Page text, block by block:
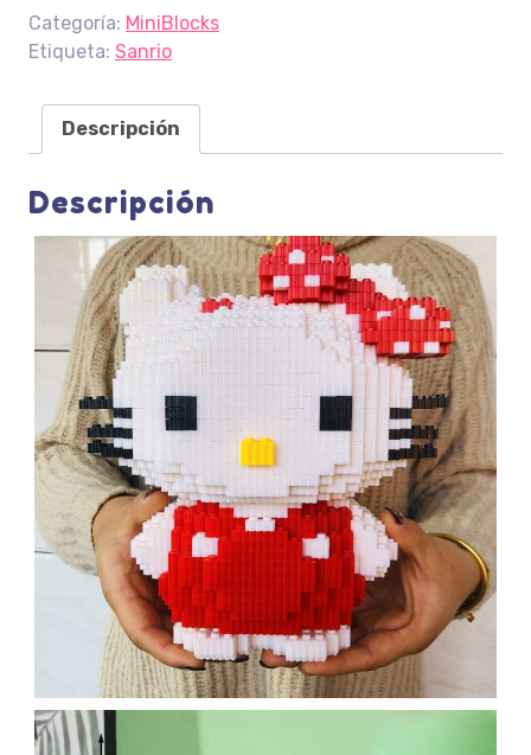
Categoría: MiniBlocks
Etiqueta: Sanrio
Descripción
Descripción